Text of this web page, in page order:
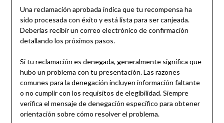
Una reclamación aprobada indica que tu recompensa ha
sido procesada con éxito y está lista para ser canjeada.
Deberías recibir un correo electrónico de confirmación
detallando los próximos pasos.
Si tu reclamación es denegada, generalmente significa que
hubo un problema con tu presentación. Las razones
comunes para la denegación incluyen información faltante
o no cumplir con los requisitos de elegibilidad. Siempre
verifica el mensaje de denegación específico para obtener
orientación sobre cómo resolver el problema.